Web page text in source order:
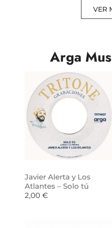
VER
Arga
Javier Alerta y Los
Atlantes – Solo tú
2,00 €